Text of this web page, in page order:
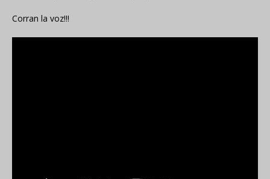
Corran la voz!!!